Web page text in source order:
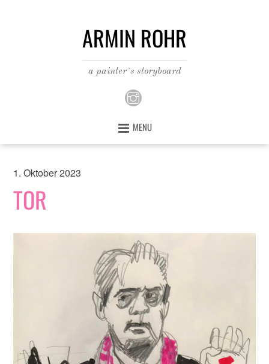
ARMIN ROHR
a painter´s storyboard
MENU
1. Oktober 2023
TOR